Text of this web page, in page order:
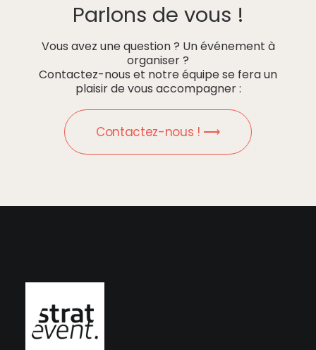
Parlons de vous !
Vous avez une question ? Un événement à
organiser ?
Contactez-nous et notre équipe se fera un
plaisir de vous accompagner :
Contactez-nous ! ⟶